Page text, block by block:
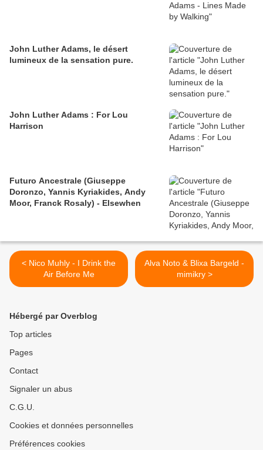
John Luther Adams, le désert
lumineux de la sensation pure.
John Luther Adams : For Lou
Harrison
Futuro Ancestrale (Giuseppe
Doronzo, Yannis Kyriakides, Andy
Moor, Franck Rosaly) - Elsewhen
< Nico Muhly - I Drink the
Air Before Me
Alva Noto & Blixa Bargeld -
mimikry >
Hébergé par Overblog
Top articles
Pages
Contact
Signaler un abus
C.G.U.
Cookies et données personnelles
Préférences cookies